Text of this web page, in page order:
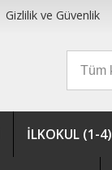
Gizlilik ve Güvenlik
İLKOKUL (1-4)